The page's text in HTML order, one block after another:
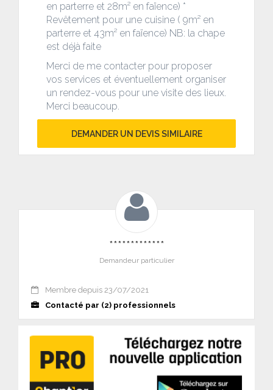
en parterre et 28m² en faïence) *
Revêtement pour une cuisine ( 9m² en
parterre et 43m² en faïence) NB: la chape
est déjà faite
Merci de me contacter pour proposer
vos services et éventuellement organiser
un rendez-vous pour une visite des lieux.
Merci beaucoup.
DEMANDER UN DEVIS SIMILAIRE
*************
Demandeur particulier
Membre depuis 23/07/2021
Contacté par (2) professionnels